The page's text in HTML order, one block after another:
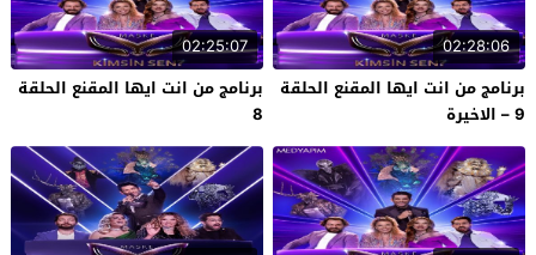
02:28:06
برنامج من انت ايها المقنع الحلقة
9 – الاخيرة
02:25:07
برنامج من انت ايها المقنع الحلقة
8